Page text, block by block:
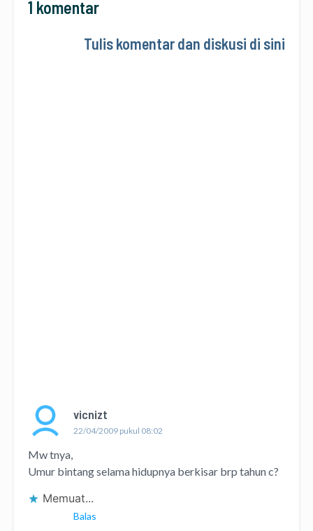
1 komentar
Tulis komentar dan diskusi di sini
vicnizt
22/04/2009 pukul 08:02
Mw tnya,
Umur bintang selama hidupnya berkisar brp tahun c?
Memuat...
Balas